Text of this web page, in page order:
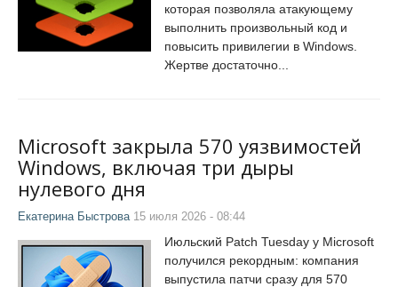
которая позволяла атакующему
выполнить произвольный код и
повысить привилегии в Windows.
Жертве достаточно...
Microsoft закрыла 570 уязвимостей
Windows, включая три дыры
нулевого дня
Екатерина Быстрова15 июля 2026 - 08:44
Июльский Patch Tuesday у Microsoft
получился рекордным: компания
выпустила патчи сразу для 570